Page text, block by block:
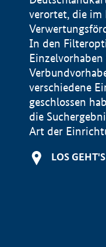
verortet, die im
In den
verschiedene
geschlossen
die
Art der
LOS GEHT'S